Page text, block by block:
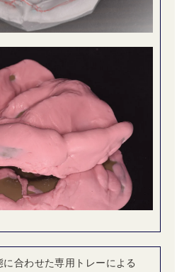
に合わせた専用トレーによる